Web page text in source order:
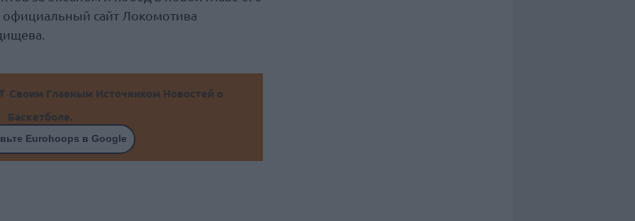
официальный сайт Локомотива
Своим Главным Источником Новостей о
Баскетболе.
Eurohoops в Google